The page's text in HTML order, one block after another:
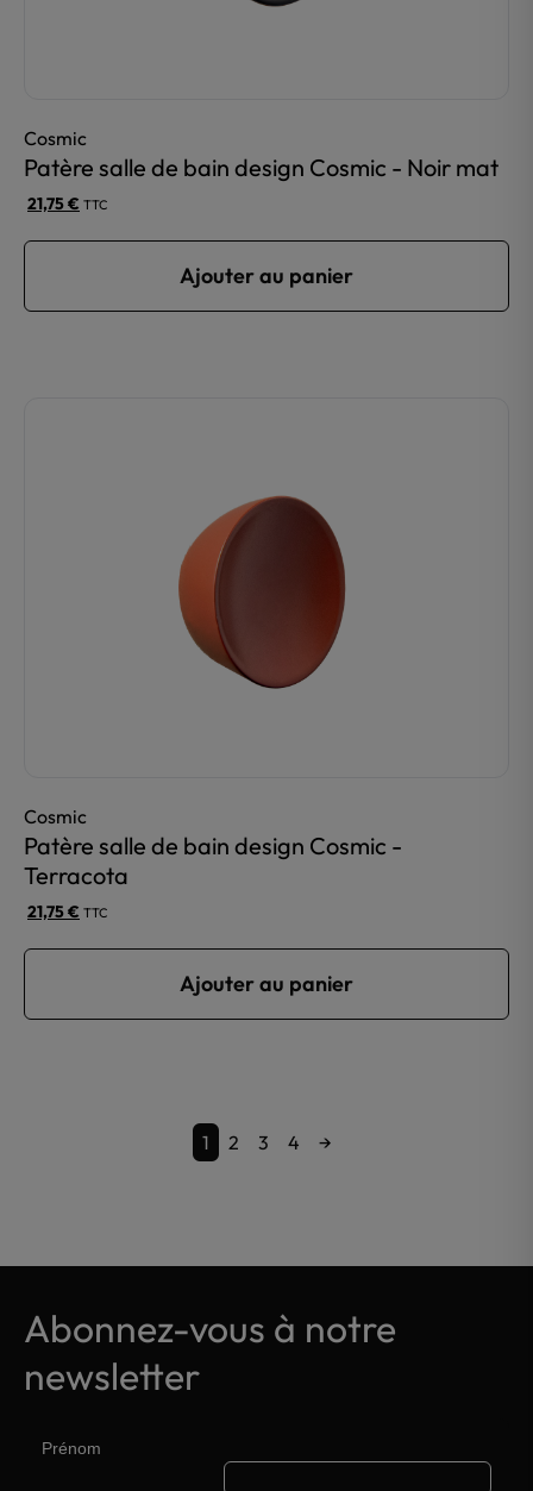
Cosmic
Patère salle de bain design Cosmic - Noir mat
21,75€ TTC
Ajouter au panier
Cosmic
Patère salle de bain design Cosmic -
Terracota
21,75€ TTC
Ajouter au panier
1 2 3 4 →
Abonnez-vous à notre
newsletter
Prénom